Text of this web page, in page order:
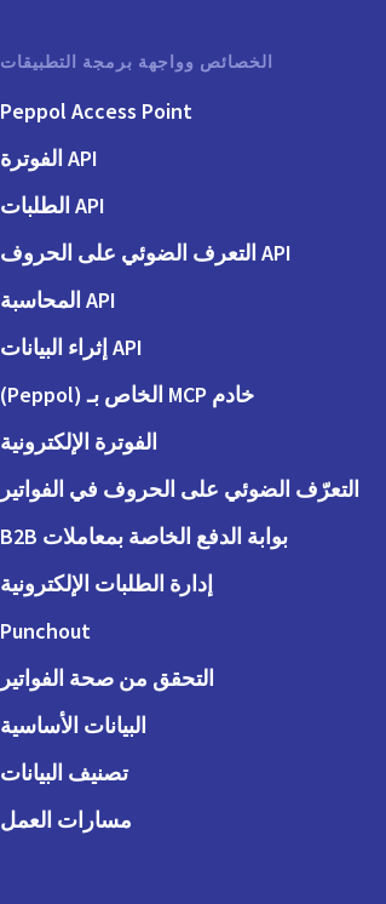
الخصائص وواجهة برمجة التطبيقات
Peppol Access Point
API الفوترة
API الطلبات
API التعرف الضوئي على الحروف
API المحاسبة
API إثراء البيانات
خادم MCP الخاص بـ (Peppol)
الفوترة الإلكترونية
التعرّف الضوئي على الحروف في الفواتير
بوابة الدفع الخاصة بمعاملات B2B
إدارة الطلبات الإلكترونية
Punchout
التحقق من صحة الفواتير
البيانات الأساسية
تصنيف البيانات
مسارات العمل